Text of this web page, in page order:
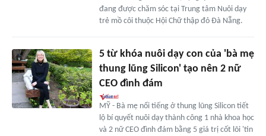
đang được chăm sóc tại Trung tâm Nuôi dạy
trẻ mồ côi thuộc Hội Chữ thập đỏ Đà Nẵng.
5 từ khóa nuôi dạy con của 'bà mẹ
thung lũng Silicon' tạo nên 2 nữ
CEO đình đám
MỸ - Bà mẹ nổi tiếng ở thung lũng Silicon tiết
lộ bí quyết nuôi dạy thành công 1 nhà khoa học
và 2 nữ CEO đình đám bằng 5 giá trị cốt lõi 'tin